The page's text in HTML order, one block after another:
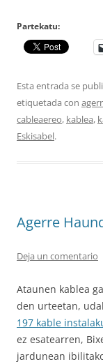
Partekatu:
Esta entrada se
etiquetada con
cableaereo, kablea,
Eskisabel.
Agerre
Deja un comentario
Ataunen kablea
den urteetan,
197 kable
ez esatearren,
jardunean